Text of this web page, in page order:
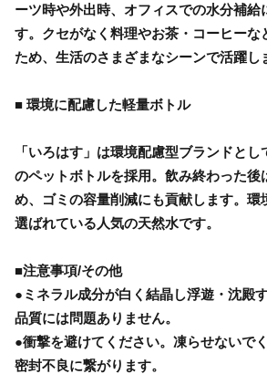
ーツ時や外出時、オフィスでの水分補給
す。クセがなく料理やお茶・コーヒーな
ため、生活のさまざまなシーンで活躍し
■ 環境に配慮した軽量ボトル
「いろはす」は環境配慮型ブランドと
のペットボトルを採用。飲み終わった後
め、ゴミの容量削減にも貢献します。環
選ばれている人気の天然水です。
■注意事項/その他
●ミネラル成分が白く結晶し浮遊・沈殿
品質には問題ありません。
●衝撃を避けてください。凍らせないで
密封不良に繋がります。